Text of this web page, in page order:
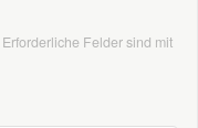
Erforderliche Felder sind mit